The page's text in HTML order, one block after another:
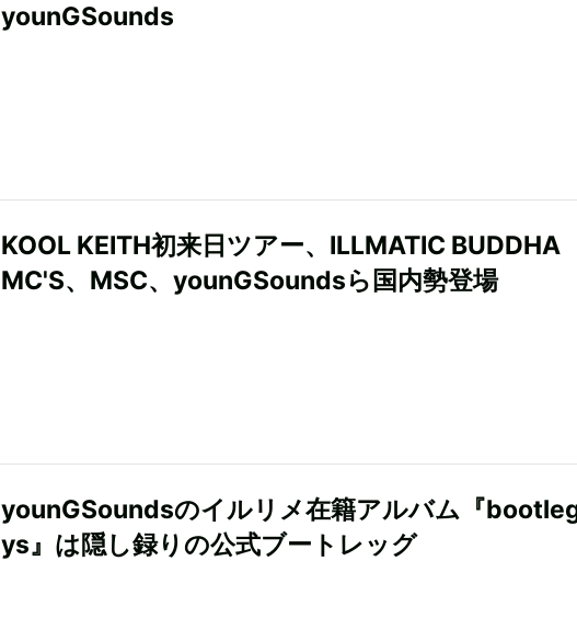
younGSounds
KOOL KEITH初来日ツアー、ILLMATIC BUDDHA
MC'S、MSC、younGSoundsら国内勢登場
younGSoundsのイルリメ在籍アルバム『
ys』は隠し録りの公式ブートレッグ